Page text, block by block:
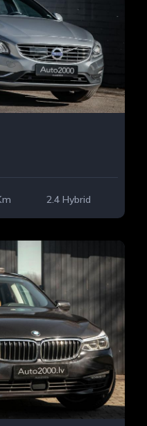
2.4 Hybrid